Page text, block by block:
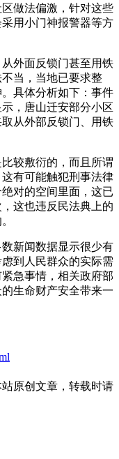
做法偏激，针对这些
用小门神报警器等方
外面反锁门甚至用铁
当，当地已要求整
具体分析如下：事件
，唐山迁安部分小区
从外部反锁门、用铁
较敷衍的，而且所谓
有可能触犯刑事法律
对的空间里面，这已
这也违反民法典上的
新闻数据显示很少有
到人民群众的实际需
急事情，相关政府部
生命财产安全带来一
原创文章，转载时请